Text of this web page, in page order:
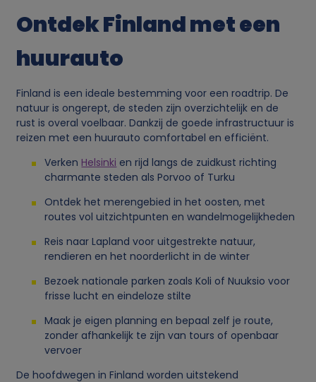
Ontdek Finland met een
huurauto
Finland is een ideale bestemming voor een roadtrip. De
natuur is ongerept, de steden zijn overzichtelijk en de
rust is overal voelbaar. Dankzij de goede infrastructuur is
reizen met een huurauto comfortabel en efficiënt.
Verken Helsinki en rijd langs de zuidkust richting
charmante steden als Porvoo of Turku
Ontdek het merengebied in het oosten, met
routes vol uitzichtpunten en wandelmogelijkheden
Reis naar Lapland voor uitgestrekte natuur,
rendieren en het noorderlicht in de winter
Bezoek nationale parken zoals Koli of Nuuksio voor
frisse lucht en eindeloze stilte
Maak je eigen planning en bepaal zelf je route,
zonder afhankelijk te zijn van tours of openbaar
vervoer
De hoofdwegen in Finland worden uitstekend